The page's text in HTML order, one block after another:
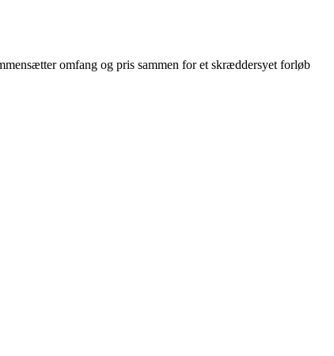
omfang og pris sammen for et skræddersyet forløb